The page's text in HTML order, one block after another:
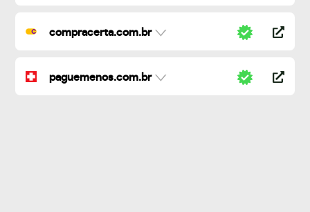
compracerta.com.br
paguemenos.com.br